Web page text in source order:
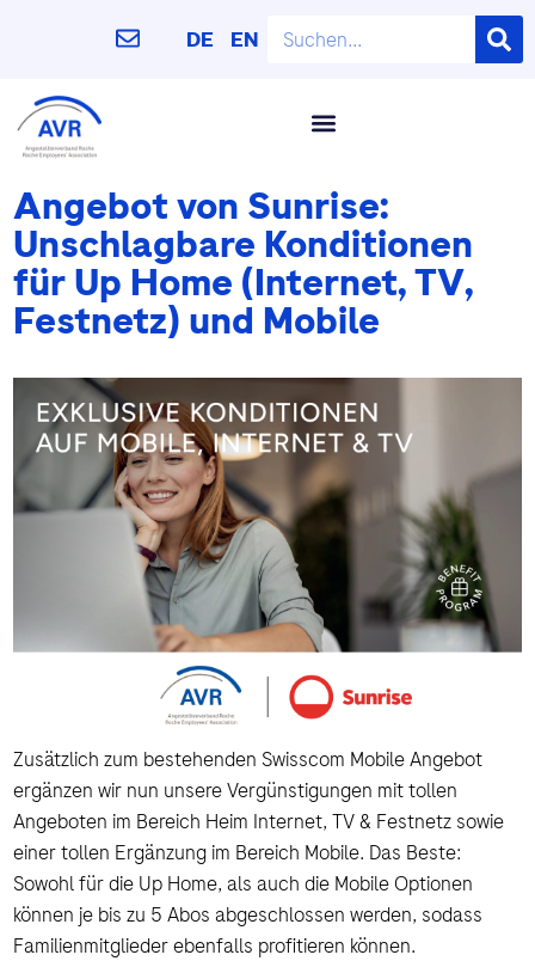
DE EN
Angebot von Sunrise:
Unschlagbare Konditionen
für Up Home (Internet, TV,
Festnetz) und Mobile
Zusätzlich zum bestehenden Swisscom Mobile Angebot
ergänzen wir nun unsere Vergünstigungen mit tollen
Angeboten im Bereich Heim Internet, TV & Festnetz sowie
einer tollen Ergänzung im Bereich Mobile. Das Beste:
Sowohl für die Up Home, als auch die Mobile Optionen
können je bis zu 5 Abos abgeschlossen werden, sodass
Familienmitglieder ebenfalls profitieren können.